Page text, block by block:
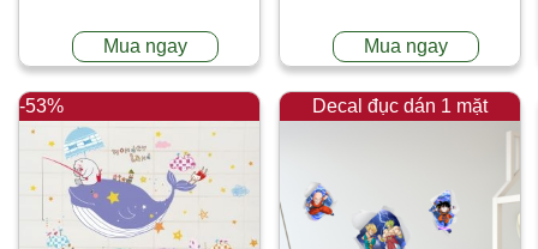
Mua ngay Mua ngay
-53% Decal đục dán 1 mặt